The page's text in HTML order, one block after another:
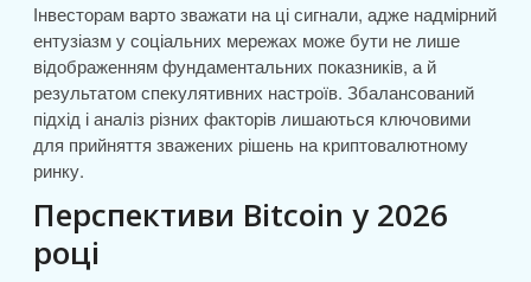
Інвесторам варто зважати на ці сигнали, адже надмірний
ентузіазм у соціальних мережах може бути не лише
відображенням фундаментальних показників, а й
результатом спекулятивних настроїв. Збалансований
підхід і аналіз різних факторів лишаються ключовими
для прийняття зважених рішень на криптовалютному
ринку.
Перспективи Bitcoin у 2026
році